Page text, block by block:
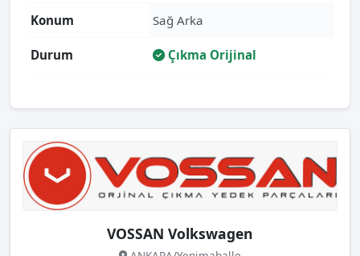
Konum Sağ Arka
Durum Çıkma Orijinal
VOSSAN Volkswagen